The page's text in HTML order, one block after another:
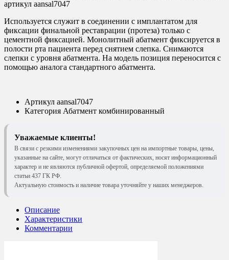
артикул aansal7047
Используется служит в соединении с имплантатом для
фиксации финальной реставрации (протеза) только с
цементной фиксацией. Монолитный абатмент фиксируется в
полости рта пациента перед снятием слепка. Снимаются
слепки с уровня абатмента. На модель позиция переносится с
помощью аналога стандартного абатмента.
Артикул aansal7047
Категория Абатмент комбинированный
Уважаемые клиенты!
В связи с резкими изменениями закупочных цен на импортные товары, цены,
указанные на сайте, могут отличаться от фактических, носят информационный
характер и не являются публичной офертой, определяемой положениями
статьи 437 ГК РФ.
Актуальную стоимость и наличие товара уточняйте у наших менеджеров.
Описание
Характеристики
Комментарии